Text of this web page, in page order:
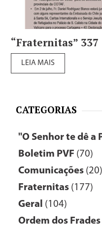
“Fraternitas” 337
LEIA MAIS
CATEGORIAS
"O Senhor te dê a
Boletim PVF (70)
Comunicações (20)
Fraternitas (177)
Geral (104)
Ordem dos